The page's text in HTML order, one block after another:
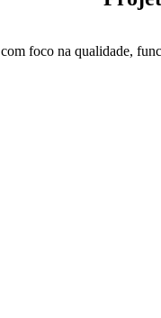
foco na qualidade,